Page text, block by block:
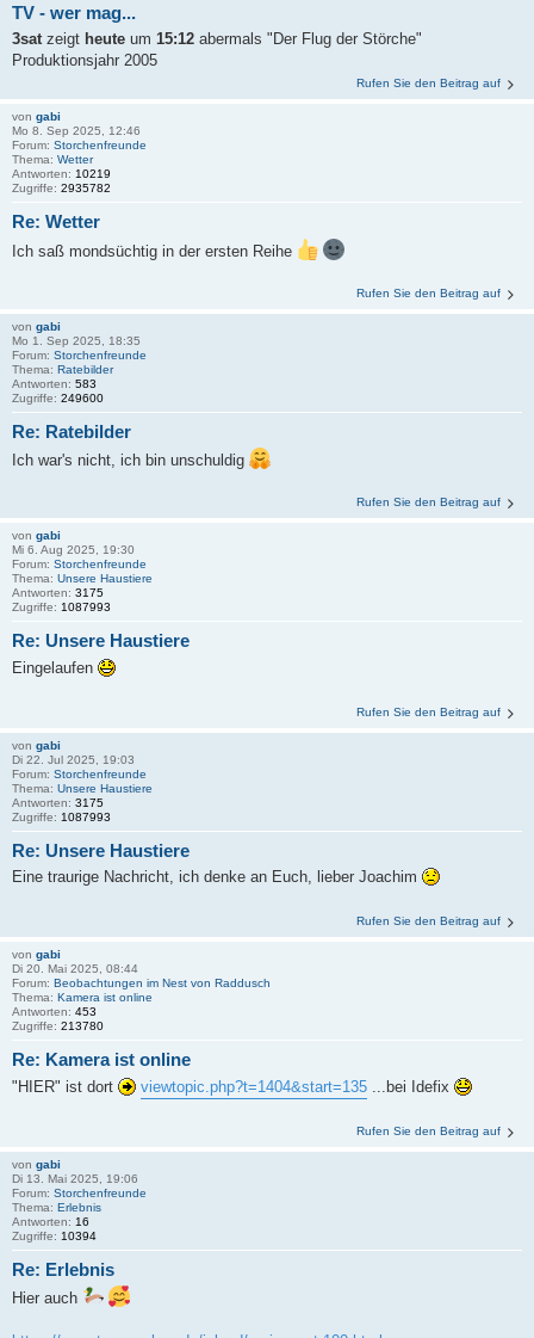
TV - wer mag...
3satzeigt heute um 15:12 abermals "Der Flug der Störche"
Produktionsjahr 2005
Rufen Sie den Beitrag auf
von gabi
Mo 8. Sep 2025, 12:46
Forum: Storchenfreunde
Thema: Wetter
Antworten: 10219
Zugriffe: 2935782
Re: Wetter
Ich saß mondsüchtig in der ersten Reihe
Rufen Sie den Beitrag auf
von gabi
Mo 1. Sep 2025, 18:35
Forum: Storchenfreunde
Thema: Ratebilder
Antworten: 583
Zugriffe: 249600
Re: Ratebilder
Ich war's nicht, ich bin unschuldig
Rufen Sie den Beitrag auf
von gabi
Mi 6. Aug 2025, 19:30
Forum: Storchenfreunde
Thema: Unsere Haustiere
Antworten: 3175
Zugriffe: 1087993
Re: Unsere Haustiere
Eingelaufen
Rufen Sie den Beitrag auf
von gabi
Di 22. Jul 2025, 19:03
Forum: Storchenfreunde
Thema: Unsere Haustiere
Antworten: 3175
Zugriffe: 1087993
Re: Unsere Haustiere
Eine traurige Nachricht, ich denke an Euch, lieber Joachim
Rufen Sie den Beitrag auf
von gabi
Di 20. Mai 2025, 08:44
Forum: Beobachtungen im Nest von Raddusch
Thema: Kamera ist online
Antworten: 453
Zugriffe: 213780
Re: Kamera ist online
"HIER" ist dort viewtopic.php?t=1404&start=135 ...bei Idefix
Rufen Sie den Beitrag auf
von gabi
Di 13. Mai 2025, 19:06
Forum: Storchenfreunde
Thema: Erlebnis
Antworten: 16
Zugriffe: 10394
Re: Erlebnis
Hier auch